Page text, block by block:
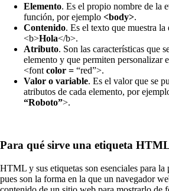
Elemento. Es el propio nombre de la
función, por ejemplo <body>.
Contenido. Es el texto que muestra
<b>Hola</b>.
Atributo. Son las características que
elemento y que permiten personalizar
<font color = “red”>.
Valor o variable. Es el valor que se
atributos de cada elemento, por
“Roboto”>.
Para qué sirve una etiqueta
HTML y sus etiquetas son esenciales para
pues son la forma en la que un navegador